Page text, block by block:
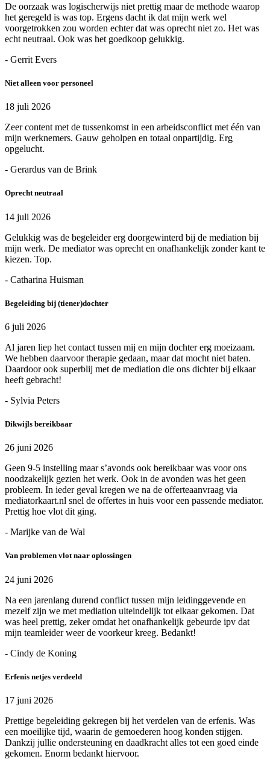
De oorzaak was logischerwijs niet prettig maar de methode waarop
het geregeld is was top. Ergens dacht ik dat mijn werk wel
voorgetrokken zou worden echter dat was oprecht niet zo. Het was
echt neutraal. Ook was het goedkoop gelukkig.
- Gerrit Evers
Niet alleen voor personeel
18 juli 2026
Zeer content met de tussenkomst in een arbeidsconflict met één van
mijn werknemers. Gauw geholpen en totaal onpartijdig. Erg
opgelucht.
- Gerardus van de Brink
Oprecht neutraal
14 juli 2026
Gelukkig was de begeleider erg doorgewinterd bij de mediation bij
mijn werk. De mediator was oprecht en onafhankelijk zonder kant te
kiezen. Top.
- Catharina Huisman
Begeleiding bij (tiener)dochter
6 juli 2026
Al jaren liep het contact tussen mij en mijn dochter erg moeizaam.
We hebben daarvoor therapie gedaan, maar dat mocht niet baten.
Daardoor ook superblij met de mediation die ons dichter bij elkaar
heeft gebracht!
- Sylvia Peters
Dikwijls bereikbaar
26 juni 2026
Geen 9-5 instelling maar s’avonds ook bereikbaar was voor ons
noodzakelijk gezien het werk. Ook in de avonden was het geen
probleem. In ieder geval kregen we na de offerteaanvraag via
mediatorkaart.nl snel de offertes in huis voor een passende mediator.
Prettig hoe vlot dit ging.
- Marijke van de Wal
Van problemen vlot naar oplossingen
24 juni 2026
Na een jarenlang durend conflict tussen mijn leidinggevende en
mezelf zijn we met mediation uiteindelijk tot elkaar gekomen. Dat
was heel prettig, zeker omdat het onafhankelijk gebeurde ipv dat
mijn teamleider weer de voorkeur kreeg. Bedankt!
- Cindy de Koning
Erfenis netjes verdeeld
17 juni 2026
Prettige begeleiding gekregen bij het verdelen van de erfenis. Was
een moeilijke tijd, waarin de gemoederen hoog konden stijgen.
Dankzij jullie ondersteuning en daadkracht alles tot een goed einde
gekomen. Enorm bedankt hiervoor.